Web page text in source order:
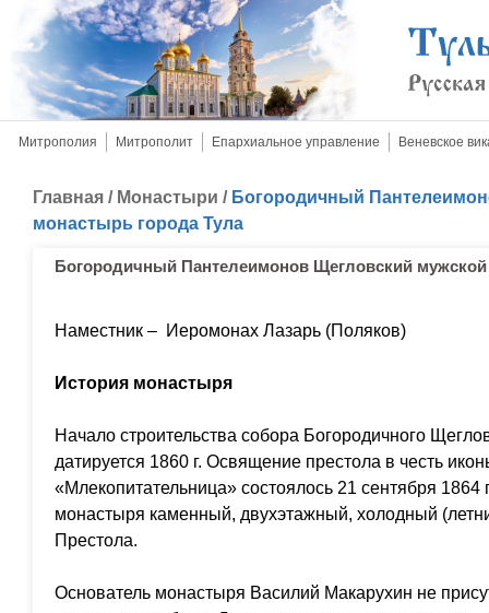
Митрополия Митрополит Епархиальное управление Веневское
Главная / Монастыри / Богородичный
монастырь города Тула
Богородичный Пантелеимонов Щегловский
Наместник – Иеромонах Лазарь (Поляков)
История монастыря
Начало строительства собора Богородичного
датируется 1860 г. Освящение престола в честь
«Млекопитательница» состоялось 21 сентября
монастыря каменный, двухэтажный, холодный
Престола.
Основатель монастыря Василий Макарухин не